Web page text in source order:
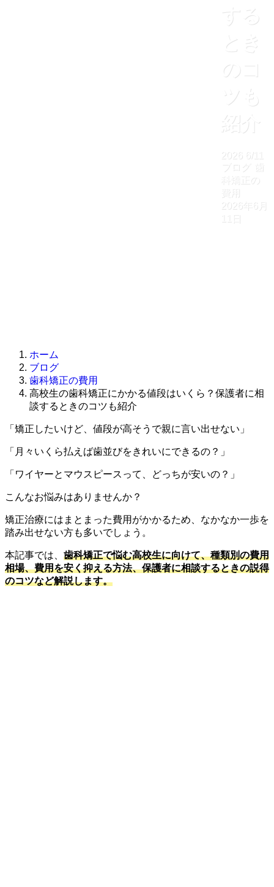
する
とき
のコ
ツも
紹介
2026 6/11
ブログ
歯
科矯正の
費用
2026年6月
ホーム
ブログ
歯科矯正の費用
高校生の歯科矯正にかかる値段はいくら？保護者に相
談するときのコツも紹介
「矯正したいけど、値段が高そうで親に言い出せない」
「月々いくら払えば歯並びをきれいにできるの？」
「ワイヤーとマウスピースって、どっちが安いの？」
こんなお悩みはありませんか？
矯正治療にはまとまった費用がかかるため、なかなか一歩を
踏み出せない方も多いでしょう。
本記事では、 歯科矯正で悩む高校生に向けて、種類別の費用
相場、費用を安く抑える方法、保護者に相談するときの説得
のコツなど解説します。